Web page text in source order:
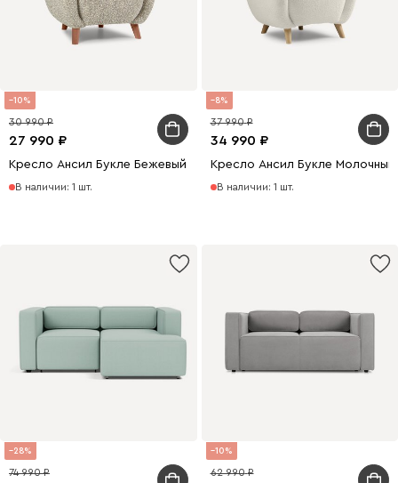
10
27 990
30 990
Кресло Ансил Букле Бежевый
В наличии: 1 шт.
8
34 990
37 990
Кресло Ансил Букле Молочный
В наличии: 1 шт.
28
74 990
10
62 990